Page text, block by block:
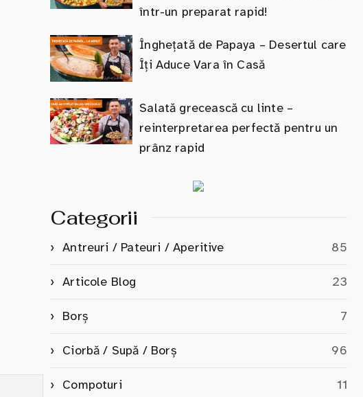
într-un preparat rapid!
Înghețată de Papaya – Desertul care
Îți Aduce Vara în Casă
Salată grecească cu linte –
reinterpretarea perfectă pentru un
prânz rapid
Categorii
Antreuri / Pateuri / Aperitive 85
Articole Blog 23
Borș 7
Ciorbă / Supă / Borș 96
Compoturi 11